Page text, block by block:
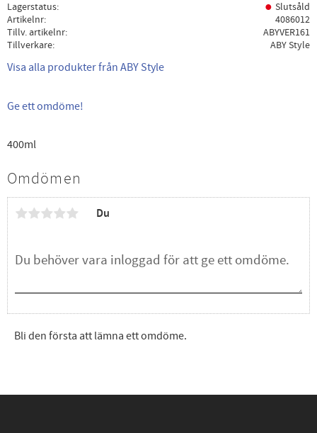
Lagerstatus
Slutsåld
Artikelnr
4086012
Tillv. artikelnr
ABYVER161
Tillverkare
ABY Style
Visa alla produkter från ABY Style
Ge ett omdöme!
400ml
Omdömen
Du
Bli den första att lämna ett omdöme.